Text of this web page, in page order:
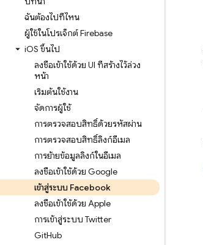
ฉันต้องไปที่ไหน
ผู้ใช้ในโปรเจ็กต์ Firebase
iOS ขึ้นไป
ลงชื่อเข้าใช้ด้วย UI ที่สร้างไว้ล่วง
หน้า
เริ่มต้นใช้งาน
จัดการผู้ใช้
การตรวจสอบสิทธิ์ด้วยรหัสผ่าน
การตรวจสอบสิทธิ์ลิงก์อีเมล
การย้ายข้อมูลลิงก์ในอีเมล
ลงชื่อเข้าใช้ด้วย Google
เข้าสู่ระบบ Facebook
ลงชื่อเข้าใช้ด้วย Apple
การเข้าสู่ระบบ Twitter
GitHub